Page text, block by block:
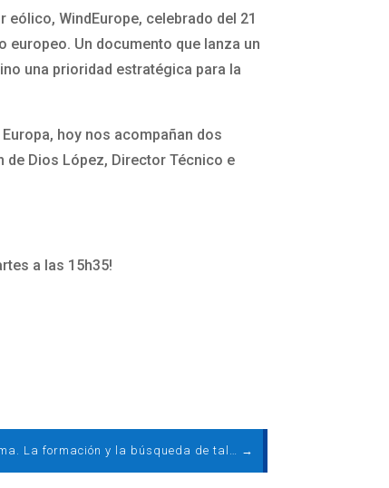
WindEurope, celebrado del 21
europeo. Un documento que lanza un
una prioridad estratégica para la
hoy nos acompañan dos
de Dios López, Director Técnico e
a las 15h35!
→